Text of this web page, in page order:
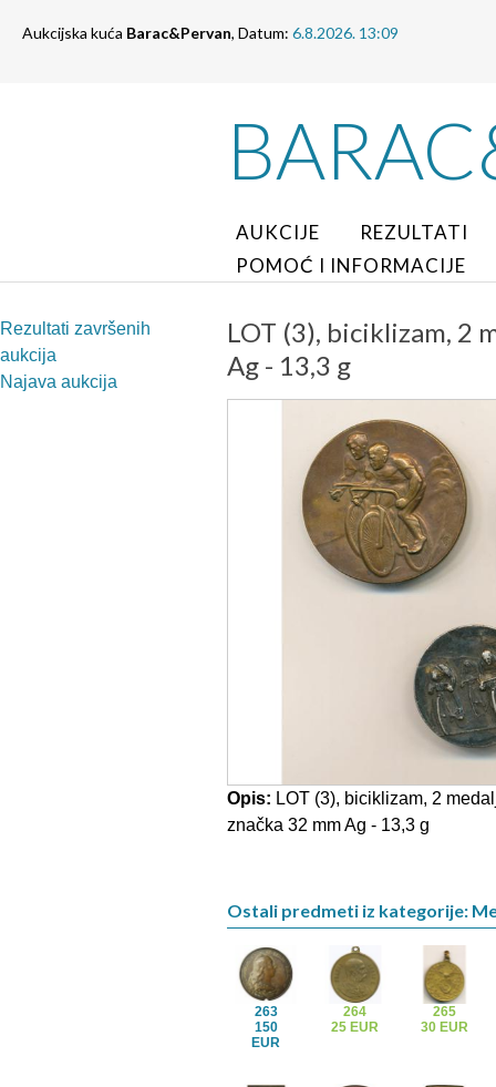
Aukcijska kuća Barac&Pervan, Datum: 6.8.2026. 13:09
AUKCIJE
REZULTATI
POMOĆ I INFORMACIJE
Rezultati završenih
aukcija
Najava aukcija
LOT (3), biciklizam, 2
Ag - 13,3 g
Opis: LOT (3), biciklizam, 2
značka 32 mm Ag - 13,3 g
Ostali predmeti iz kategorije:
263
150
EUR
264
25 EUR
265
30 EUR